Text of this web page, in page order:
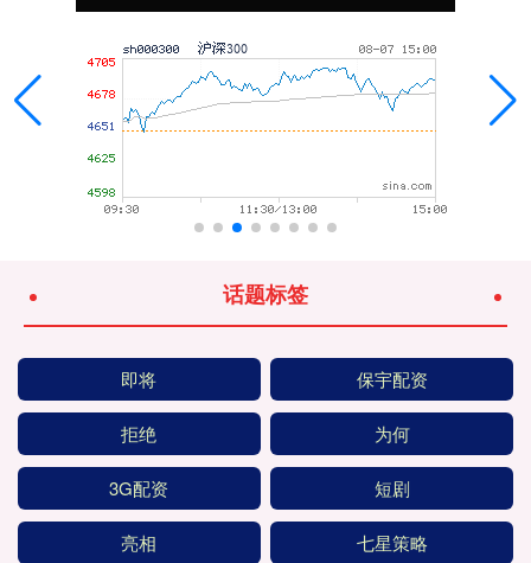
话题标签
即将 保宇配资
拒绝 为何
3G配资 短剧
亮相 七星策略